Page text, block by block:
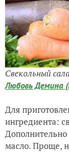
Свекольный
Любовь Демина
Для
ингредиента:
Дополнительно
масло. Проще,